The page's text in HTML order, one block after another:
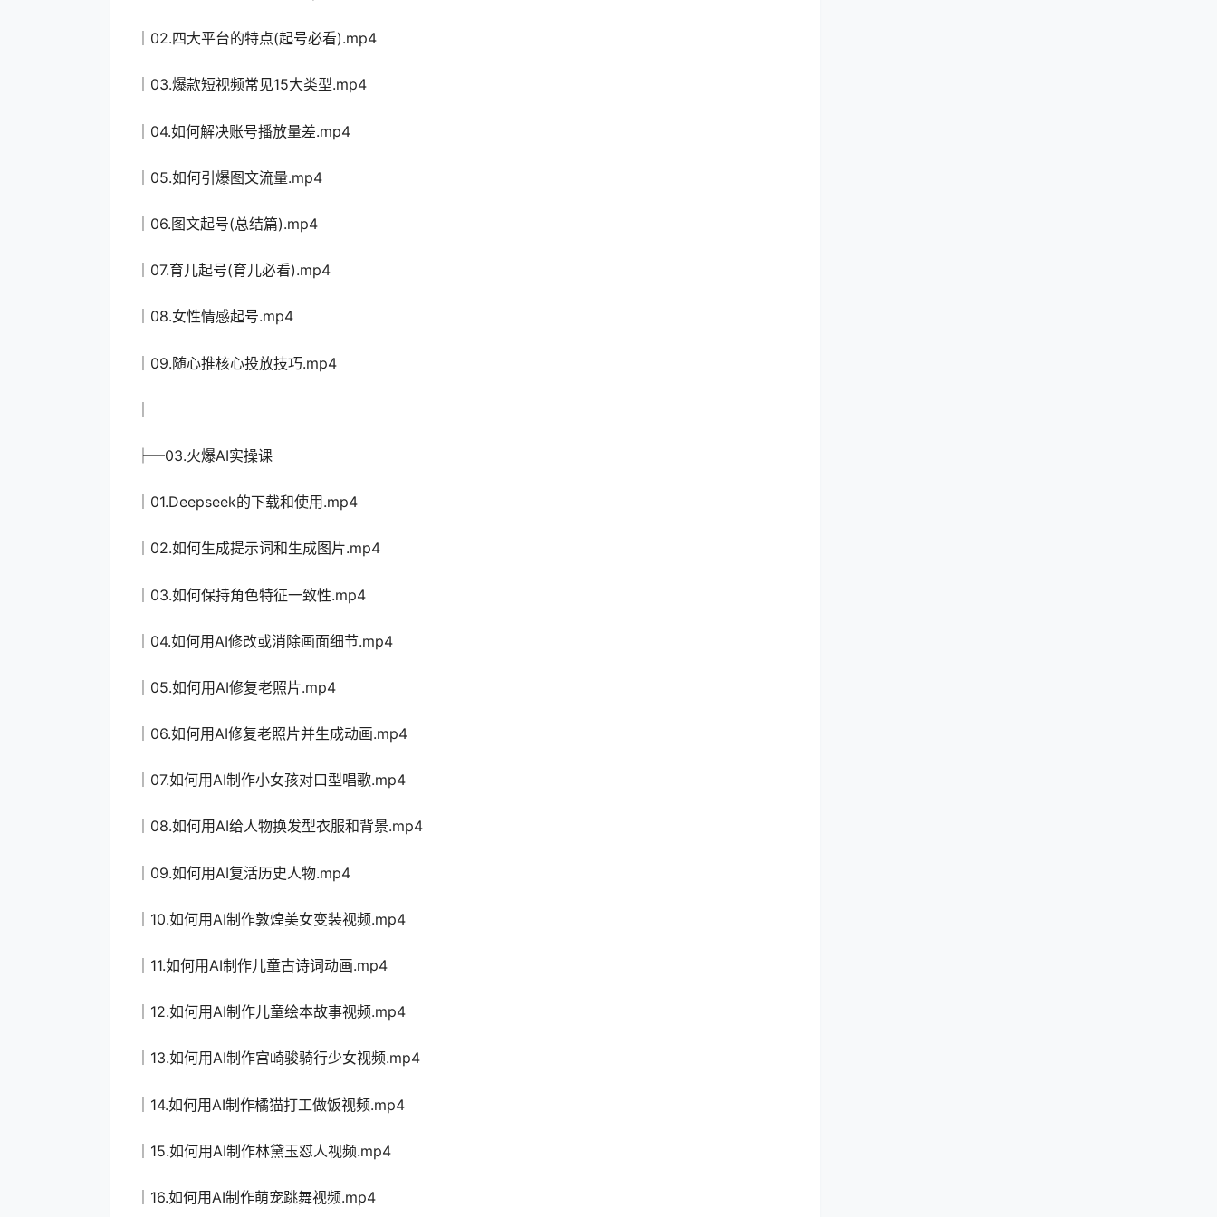
│02.四大平台的特点(起号必看).mp4
│03.爆款短视频常见15大类型.mp4
│04.如何解决账号播放量差.mp4
│05.如何引爆图文流量.mp4
│06.图文起号(总结篇).mp4
│07.育儿起号(育儿必看).mp4
│08.女性情感起号.mp4
│09.随心推核心投放技巧.mp4
├─03.火爆AI实操课
│01.Deepseek的下载和使用.mp4
│02.如何生成提示词和生成图片.mp4
│03.如何保持角色特征一致性.mp4
│04.如何用AI修改或消除画面细节.mp4
│05.如何用AI修复老照片.mp4
│06.如何用AI修复老照片并生成动画.mp4
│07.如何用AI制作小女孩对口型唱歌.mp4
│08.如何用AI给人物换发型衣服和背景.mp4
│09.如何用AI复活历史人物.mp4
│10.如何用AI制作敦煌美女变装视频.mp4
│11.如何用AI制作儿童古诗词动画.mp4
│12.如何用AI制作儿童绘本故事视频.mp4
│13.如何用AI制作宫崎骏骑行少女视频.mp4
│14.如何用AI制作橘猫打工做饭视频.mp4
│15.如何用AI制作林黛玉怼人视频.mp4
│16.如何用AI制作萌宠跳舞视频.mp4